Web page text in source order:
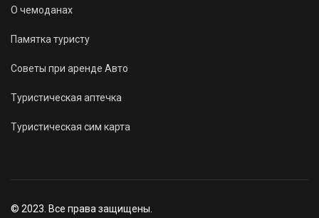
О чемоданах
Памятка туристу
Советы при аренде Авто
Туристическая аптечка
Туристическая сим карта
© 2023. Все права защищены.